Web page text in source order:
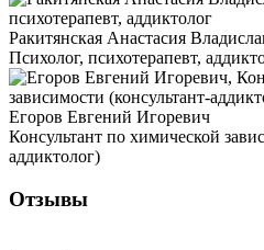
Ракитянская Анастасия
Психолог, психотерапевт,
Егоров Евгений Игоревич
Консультант по химической
аддиктолог)
Отзывы